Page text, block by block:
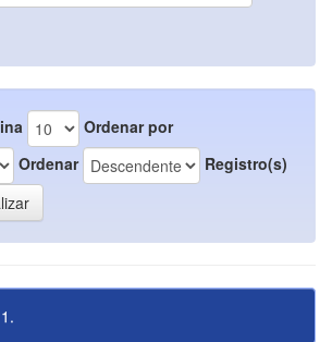
Ordenar por
Ordenar
Registro(s)